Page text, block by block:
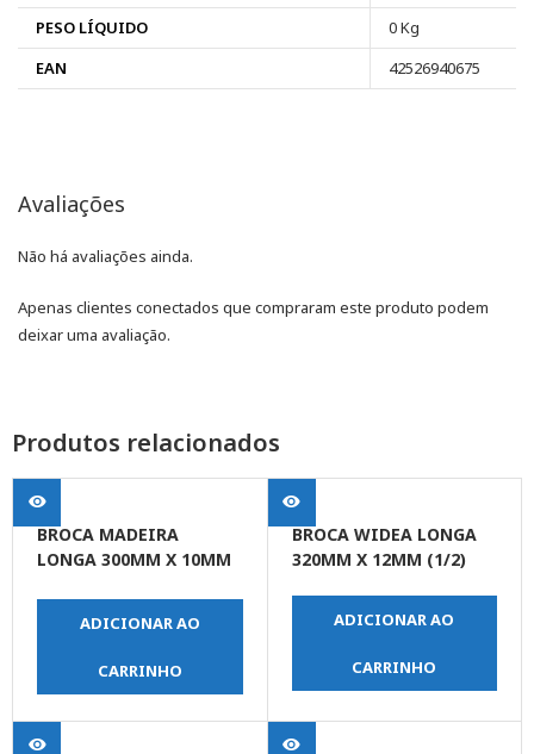
PESO LÍQUIDO
0 Kg
EAN
42526940675
Avaliações
Não há avaliações ainda.
Apenas clientes conectados que compraram este produto podem
deixar uma avaliação.
Produtos relacionados
BROCA MADEIRA
LONGA 300MM X 10MM
ADICIONAR AO
CARRINHO
BROCA WIDEA LONGA
320MM X 12MM (1/2)
ADICIONAR AO
CARRINHO